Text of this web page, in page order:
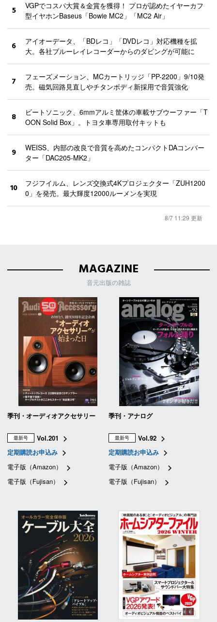
5
VGPでコスパ大賞＆金賞を獲得！ プロが認めたイヤーカフ
型イヤホンBaseus「Bowie MC2」「MC2 Air」
6
アイオーデータ、「BDレコ」「DVDレコ」対応機種を拡
大。各社ブルーレイレコーダーからのダビングが可能に
7
フェーズメーション、MCカートリッジ「PP-2200」9/10発
売。磁気回路見直しやチタンボディ新採用で音質強化
8
ビートソニック、6mmアルミ筐体の車載サブウーファー「T
OON Solid Box」。トヨタ車専用取付キットも
9
WEISS、内部の改良で音質を高めたコンパクトDAコンバー
ター「DAC205-MK2」
10
フジフイルム、レンズ交換式4Kプロジェクター「ZUH1200
0」を発売。最大輝度12000ルーメンを実現
8/7 11:29 更新
MAGAZINE
音元出版の雑誌
季刊・オーディオアクセサリー
最新号
Vol.201
定期購読お申込み
電子版（Amazon）
電子版（Fujisan）
季刊・アナログ
最新号
Vol.92
定期購読お申込み
電子版（Amazon）
電子版（Fujisan）